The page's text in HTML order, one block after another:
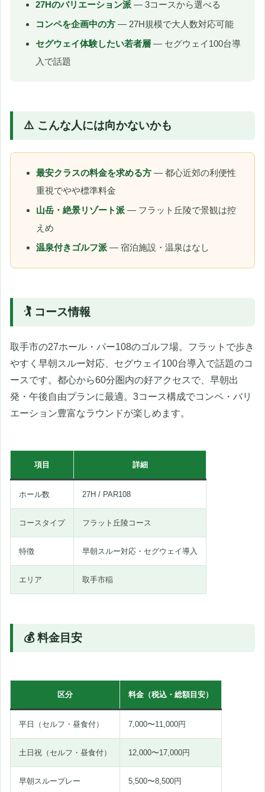
27Hのバリエーション派 — 3コースから選べる
コンペを企画中の方 — 27H規模で大人数対応可能
セグウェイ体験したい若者層 — セグウェイ100台導
入で話題
⚠️ こんな人には向かないかも
最安クラスの料金を求める方 — 都心近郊の利便性
重視でやや標準料金
山岳・絶景リゾート派 — フラット丘陵で景観は控
えめ
温泉付きゴルフ派 — 宿泊施設・温泉はなし
🏌️ コース情報
取手市の27ホール・パー108のゴルフ場。フラットで歩き
やすく早朝スルー対応、セグウェイ100台導入で話題のコ
ースです。都心から60分圏内の好アクセスで、早朝出
発・午後自由プランに最適。3コース構成でコンペ・バリ
エーション豊富なラウンドが楽しめます。
項目 詳細
ホール数 27H / PAR108
コースタイプ フラット丘陵コース
特徴 早朝スルー対応・セグウェイ導入
エリア 取手市稲
💰 料金目安
区分 料金（税込・総額目安）
平日（セルフ・昼食付） 7,000〜11,000円
土日祝（セルフ・昼食付） 12,000〜17,000円
早朝スループレー 5,500〜8,500円